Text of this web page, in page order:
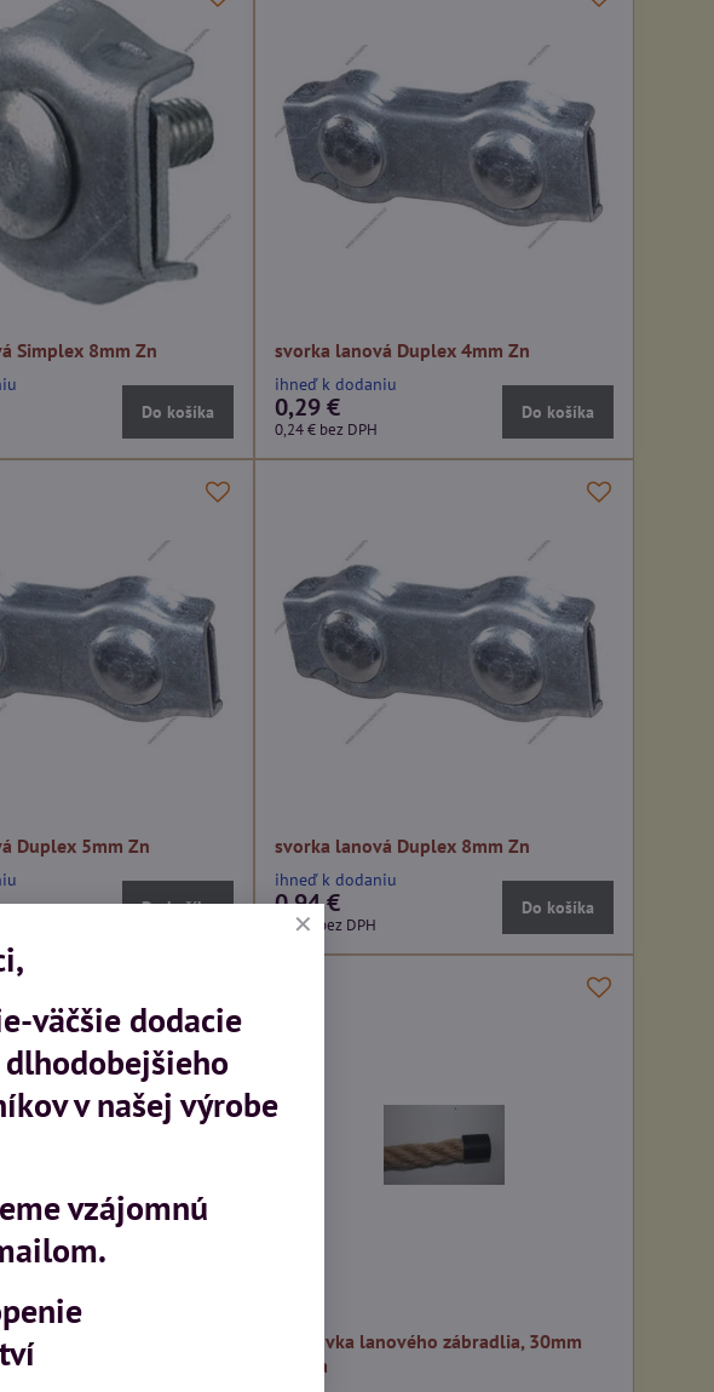
Simplex 8mm Zn
Do košíka
svorka lanová Duplex 4mm Zn
ihneď k dodaniu
0,29 €
0,24 € bez DPH
Do košíka
Duplex 5mm Zn
Do košíka
svorka lanová Duplex 8mm Zn
ihneď k dodaniu
0,94 €
0,77 € bez DPH
Do košíka
DIN 3090
koncovka lanového zábradlia, 30mm
patina
väčšie dodacie
v našej výrobe
vzájomnú